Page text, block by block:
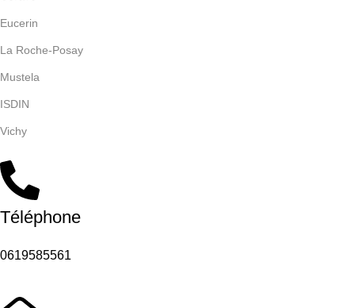
Eucerin
La Roche-Posay
Mustela
ISDIN
Vichy
Téléphone
0619585561